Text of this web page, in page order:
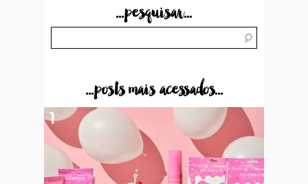
...pesquisar...
...posts mais acessados...
1